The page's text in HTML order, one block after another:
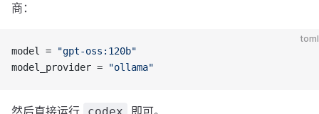
商：
toml
model =
"gpt-oss:120b"
model_provider =
"ollama"
然后直接运行 即可。